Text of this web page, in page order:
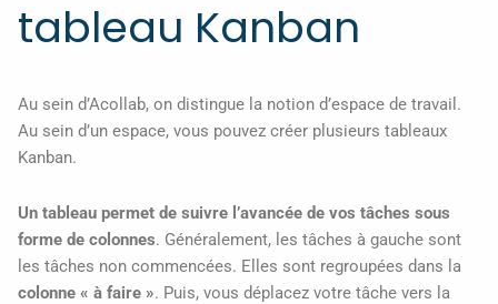
tableau Kanban
Au sein d’Acollab, on distingue la notion d’espace de travail.
Au sein d’un espace, vous pouvez créer plusieurs tableaux
Kanban.
Un tableau permet de suivre l’avancée de vos tâches sous
forme de colonnes. Généralement, les tâches à gauche sont
les tâches non commencées. Elles sont regroupées dans la
colonne « à faire ». Puis, vous déplacez votre tâche vers la